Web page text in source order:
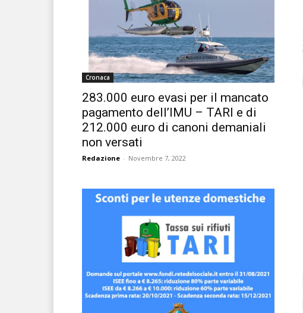
Cronaca
283.000 euro evasi per il mancato
pagamento dell’IMU – TARI e di
212.000 euro di canoni demaniali
non versati
Redazione - Novembre 7, 2022